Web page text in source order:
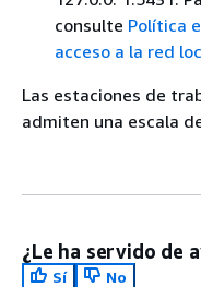
consulte Política
acceso a la red
Las estaciones de
admiten una escala
¿Le ha servido de
Sí
No